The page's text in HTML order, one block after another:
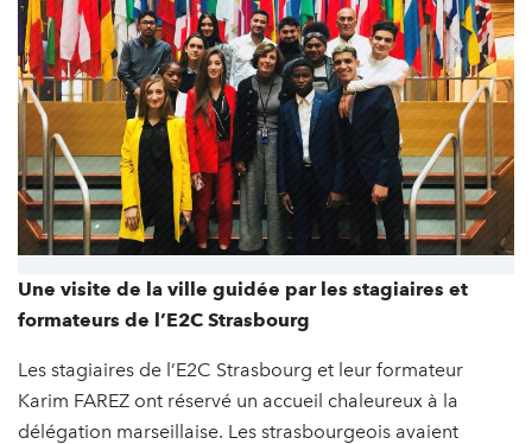
Une visite de la ville guidée par les stagiaires et
formateurs de l’E2C Strasbourg
Les stagiaires de l’E2C Strasbourg et leur formateur
Karim FAREZ ont réservé un accueil chaleureux à la
délégation marseillaise. Les strasbourgeois avaient